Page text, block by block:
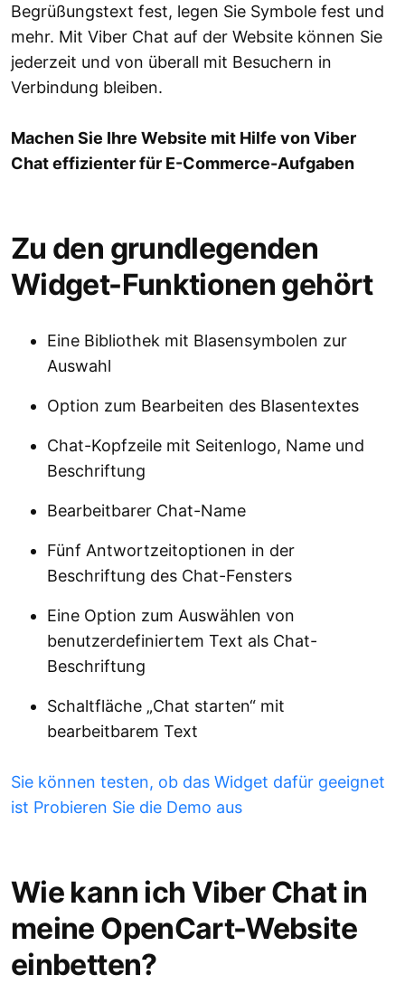
Begrüßungstext fest, legen Sie Symbole fest und
mehr. Mit Viber Chat auf der Website können Sie
jederzeit und von überall mit Besuchern in
Verbindung bleiben.
Machen Sie Ihre Website mit Hilfe von Viber
Chat effizienter für E-Commerce-Aufgaben
Zu den grundlegenden
Widget-Funktionen gehört
Eine Bibliothek mit Blasensymbolen zur
Auswahl
Option zum Bearbeiten des Blasentextes
Chat-Kopfzeile mit Seitenlogo, Name und
Beschriftung
Bearbeitbarer Chat-Name
Fünf Antwortzeitoptionen in der
Beschriftung des Chat-Fensters
Eine Option zum Auswählen von
benutzerdefiniertem Text als Chat-
Beschriftung
Schaltfläche „Chat starten“ mit
bearbeitbarem Text
Sie können testen, ob das Widget dafür geeignet
ist Probieren Sie die Demo aus
Wie kann ich Viber Chat in
meine OpenCart-Website
einbetten?